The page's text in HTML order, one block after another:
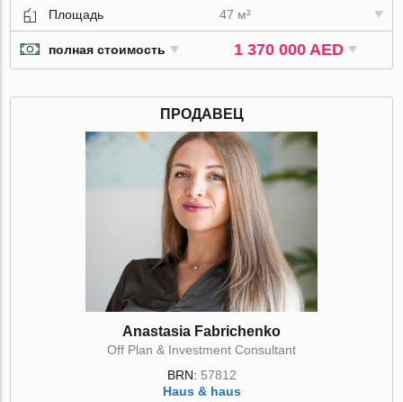
Площадь
47 м²
полная стоимость 1 370 000 AED
ПРОДАВЕЦ
Anastasia Fabrichenko
Off Plan & Investment Consultant
BRN: 57812
Haus & haus